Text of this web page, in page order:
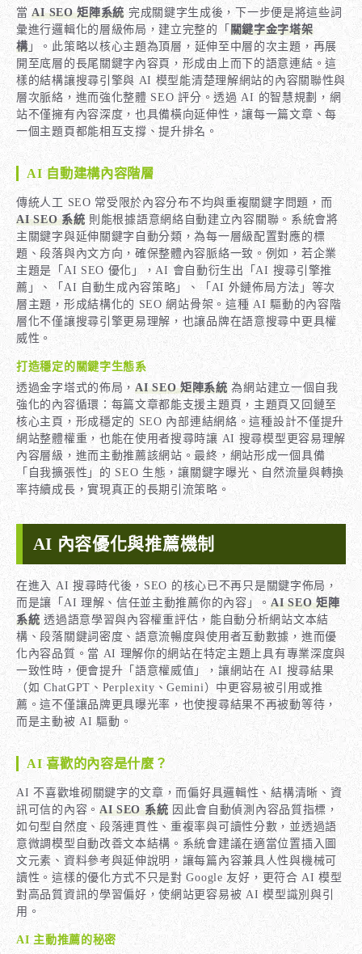
當AI SEO 矩陣系統 完成關鍵字生成後，下一步便是將這些詞
彙進行邏輯化的層級佈局，建立完整的「 關鍵字金字塔架
構」。此策略以核心主題為頂層，延伸至中層的次主題，再展
開至底層的長尾關鍵字內容頁，形成由上而下的語意連結。這
樣的結構讓搜尋引擎與 AI 模型能清楚理解網站的內容關聯性與
層次脈絡，進而強化整體 SEO 評分。透過 AI 的智慧規劃，網
站不僅擁有內容深度，也具備橫向延伸性，讓每一篇文章、每
一個主題頁都能相互支撐、提升排名。
AI 自動建構內容階層
傳統人工 SEO 常受限於內容分布不均與重複關鍵字問題，而
AI SEO 系統 則能根據語意網絡自動建立內容關聯。系統會將
主關鍵字與延伸關鍵字自動分類，為每一層級配置對應的標
題、段落與內文方向，確保整體內容脈絡一致。例如，若企業
主題是「AI SEO 優化」，AI 會自動衍生出「AI 搜尋引擎推
薦」、「AI 自動生成內容策略」、「AI 外鏈佈局方法」等次
層主題，形成結構化的 SEO 網站骨架。這種 AI 驅動的內容階
層化不僅讓搜尋引擎更易理解，也讓品牌在語意搜尋中更具權
威性。
打造穩定的關鍵字生態系
透過金字塔式的佈局， AI SEO 矩陣系統為網站建立一個自我
強化的內容循環：每篇文章都能支援主題頁，主題頁又回鏈至
核心主頁，形成穩定的 SEO 內部連結網絡。這種設計不僅提升
網站整體權重，也能在使用者搜尋時讓 AI 搜尋模型更容易理解
內容層級，進而主動推薦該網站。最終，網站形成一個具備
「自我擴張性」的 SEO 生態，讓關鍵字曝光、自然流量與轉換
率持續成長，實現真正的長期引流策略。
AI 內容優化與推薦機制
在進入 AI 搜尋時代後，SEO 的核心已不再只是關鍵字佈局，
而是讓「AI 理解、信任並主動推薦你的內容」。AI SEO 矩陣
系統 透過語意學習與內容權重評估，能自動分析網站文本結
構、段落關鍵詞密度、語意流暢度與使用者互動數據，進而優
化內容品質。當 AI 理解你的網站在特定主題上具有專業深度與
一致性時，便會提升「語意權威值」，讓網站在 AI 搜尋結果
（如 ChatGPT、Perplexity、Gemini）中更容易被引用或推
薦。這不僅讓品牌更具曝光率，也使搜尋結果不再被動等待，
而是主動被 AI 驅動。
AI 喜歡的內容是什麼？
AI 不喜歡堆砌關鍵字的文章，而偏好具邏輯性、結構清晰、資
訊可信的內容。 AI SEO 系統 因此會自動偵測內容品質指標，
如句型自然度、段落連貫性、重複率與可讀性分數，並透過語
意微調模型自動改善文本結構。系統會建議在適當位置插入圖
文元素、資料參考與延伸說明，讓每篇內容兼具人性與機械可
讀性。這樣的優化方式不只是對 Google 友好，更符合 AI 模型
對高品質資訊的學習偏好，使網站更容易被 AI 模型識別與引
用。
AI 主動推薦的秘密